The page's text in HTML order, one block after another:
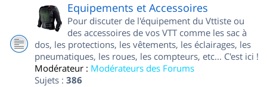
Equipements et Accessoires
Pour discuter de l'équipement du Vttiste ou
des accessoires de vos VTT comme les sac à
dos, les protections, les vêtements, les éclairages, les
pneumatiques, les roues, les compteurs, etc... C'est ici !
Modérateur : Modérateurs des Forums
Sujets : 386